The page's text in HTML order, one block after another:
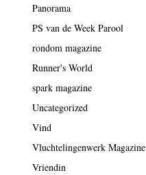
Panorama
PS van de Week Parool
rondom magazine
Runner's World
spark magazine
Uncategorized
Vind
Vluchtelingenwerk Magazine
Vriendin